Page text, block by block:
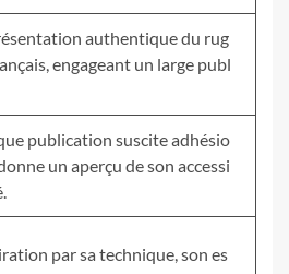
authentique du rug
engageant un large publ
publication suscite adhésio
un aperçu de son accessi
par sa technique, son es